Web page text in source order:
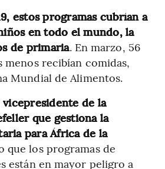
estos programas cubrían a
en todo el mundo, la
de primaria. En marzo, 56
recibían comidas,
Mundial de Alimentos.
de la
que gestiona la
para África de la
que los programas de
están en mayor peligro a